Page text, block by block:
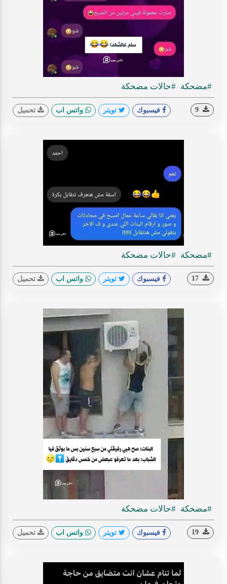
#مضحكة #حالات مضحكة
فيسبوك تويتر واتس اب تحميل
#مضحكة #حالات مضحكة
فيسبوك تويتر واتس اب تحميل
#مضحكة #حالات مضحكة
فيسبوك تويتر واتس اب تحميل